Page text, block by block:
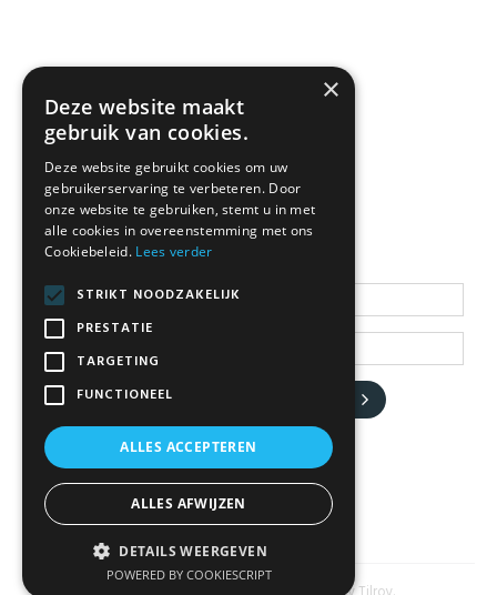
NEWSLETTER
Blijf op de hoogte
JA, HOU ME OP DE HOOGTE
×
Deze website maakt
gebruik van cookies.
Deze website gebruikt cookies om uw
gebruikerservaring te verbeteren. Door
onze website te gebruiken, stemt u in met
alle cookies in overeenstemming met ons
Cookiebeleid. Lees verder
STRIKT NOODZAKELIJK
PRESTATIE
TARGETING
FUNCTIONEEL
ALLES ACCEPTEREN
ALLES AFWIJZEN
DETAILS WEERGEVEN
POWERED BY COOKIESCRIPT